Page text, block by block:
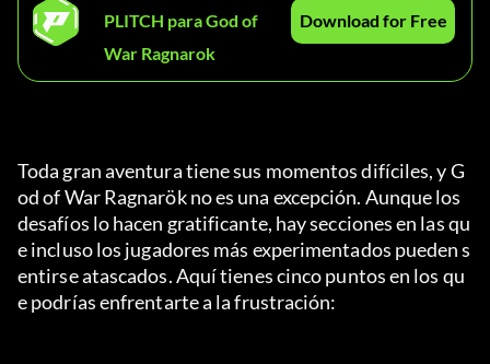
PLITCH para God of
War Ragnarok
Download for Free
Toda gran aventura tiene sus momentos difíciles, y G
od of War Ragnarök no es una excepción. Aunque los
desafíos lo hacen gratificante, hay secciones en las qu
e incluso los jugadores más experimentados pueden s
entirse atascados. Aquí tienes cinco puntos en los qu
e podrías enfrentarte a la frustración: